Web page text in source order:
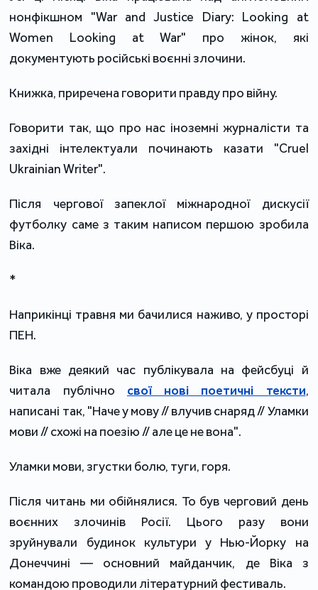
нонфікшном "War and Justice Diary: Looking at
Women Looking at War" про жінок, які
документують російські воєнні злочини.
Книжка, приречена говорити правду про війну.
Говорити так, що про нас іноземні журналісти та
західні інтелектуали починають казати "Cruel
Ukrainian Writer".
Після чергової запеклої міжнародної дискусії
футболку саме з таким написом першою зробила
Віка.
*
Наприкінці травня ми бачилися наживо, у просторі
ПЕН.
Віка вже деякий час публікувала на фейсбуці й
читала публічно свої нові поетичні тексти,
написані так, "Наче у мову // влучив снаряд // Уламки
мови // схожі на поезію // але це не вона".
Уламки мови, згустки болю, туги, горя.
Після читань ми обійнялися. То був черговий день
воєнних злочинів Росії. Цього разу вони
зруйнували будинок культури у Нью-Йорку на
Донеччині — основний майданчик, де Віка з
командою проводили літературний фестиваль.